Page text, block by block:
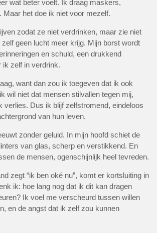
wat beter voelt. Ik draag maskers,
Maar het doe ik niet voor mezelf.
zodat ze niet verdrinken, maar zie niet
geen lucht meer krijg. Mijn borst wordt
en schuld, een drukkend
ik zelf in verdrink.
want dan zou ik toegeven dat ik ook
wil niet dat mensen stilvallen tegen mij,
verlies. Dus ik blijf zelfstromend, eindeloos
van hun leven.
zonder geluid. In mijn hoofd schiet de
van glas, scherp en verstikkend. En
de mensen, ogenschijnlijk heel tevreden.
zegt “ik ben oké nu”, komt er kortsluiting in
ik: hoe lang nog dat ik dit kan dragen
Ik voel me verscheurd tussen willen
en de angst dat ik zelf zou kunnen